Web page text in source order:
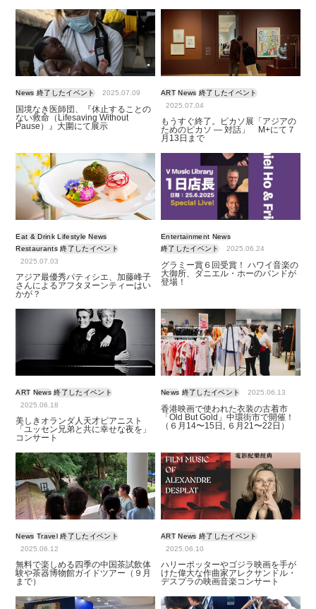
News 終了したイベント 2025.07.09
国境なき医師団、『休止することの
ない救命（Lifesaving Without
Pause）』大圍にて展示
ART News 終了したイベント
2025.07.04
もうすぐ終了。ピカソ展「アジアの
ためのピカソ — 対話」 M+にて７
月13日まで
Eat & Drink Lifestyle News
Restaurants 終了したイベント
2025.07.03
アジア最優秀パティシエ、加藤峰子
さんによるアフタヌーンティーはい
かが？
Entertainment News
終了したイベント
2025.06.24
グラミー賞６回受賞！ ハワイ音楽の
大御所、ダニエル・ホーのバンドが
登場！
ART News 終了したイベント
2025.06.18
美しきオランダ人天才ピアニスト
「ユッセン兄弟と共に幸せな夜を」
コンサート
News 終了したイベント 2025.06.13
香港映画で使われた衣装の古着市
「Old But Gold」中環街市で開催！
（６月14〜15日, ６月21〜22日）
News Travel 終了したイベント
2025.06.12
無料で楽しめる四季の中国茶試飲体
験や茶器博物館ガイドツアー（９月
まで）
ART News 終了したイベント
2025.06.10
ハリーポッターやゴジラ映画を手が
けた偉大な作曲家アレクサンドル・
デスプラの映画音楽コンサート